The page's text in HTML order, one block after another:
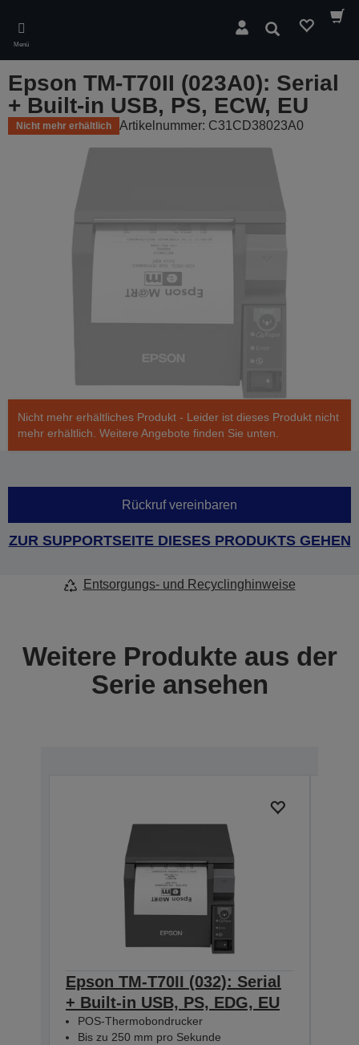
main
content
Menü
Suchen
Epson TM-T70II (023A0): Serial
+ Built-in USB, PS, ECW, EU
Nicht mehr erhältlich Artikelnummer: C31CD38023A0
Nicht mehr erhältliches Produkt - Leider ist dieses Produkt nicht
mehr erhältlich. Weitere Angebote finden Sie unten.
Rückruf vereinbaren
ZUR SUPPORTSEITE DIESES PRODUKTS GEHEN
Entsorgungs- und Recyclinghinweise
Weitere Produkte aus der
Serie ansehen
Epson TM-T70II (032): Serial
+ Built-in USB, PS, EDG, EU
POS-Thermobondrucker
Bis zu 250 mm pro Sekunde